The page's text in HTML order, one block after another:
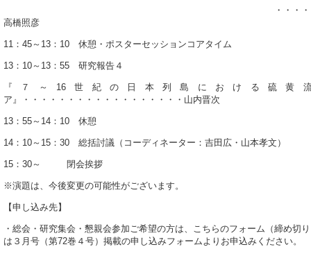
・・・・・・・・・
高橋照彦
11：45～13：10 休憩・ポスターセッションコアタイム
13：10～13：55 研究報告４
『７～16世紀の日本列島における硫黄
ア』・・・・・・・・・・・・・・・・・・山内晋次
13：55～14：10 休憩
14：10～15：30 総括討議（コーディネーター：吉田広・山本孝文）
15：30～ 閉会挨拶
※演題は、今後変更の可能性がございます。
【申し込み先】
・総会・研究集会・懇親会参加ご希望の方は、こちらのフォーム（締め切
は３月号（第72巻４号）掲載の申し込みフォームよりお申込みください。